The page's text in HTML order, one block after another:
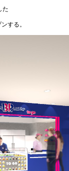
た
する。